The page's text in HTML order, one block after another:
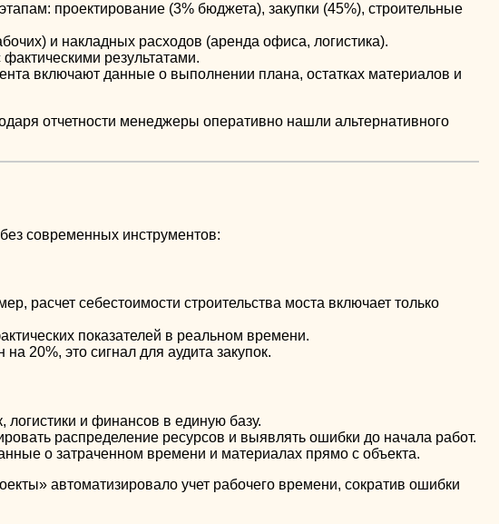
проектирование (3% бюджета), закупки (45%), строительные
и накладных расходов (аренда офиса, логистика).
результатами.
включают данные о выполнении плана, остатках материалов и
отчетности менеджеры оперативно нашли альтернативного
современных инструментов:
расчет себестоимости строительства моста включает только
показателей в реальном времени.
20%, это сигнал для аудита закупок.
логистики и финансов в единую базу.
распределение ресурсов и выявлять ошибки до начала работ.
о затраченном времени и материалах прямо с объекта.
автоматизировало учет рабочего времени, сократив ошибки